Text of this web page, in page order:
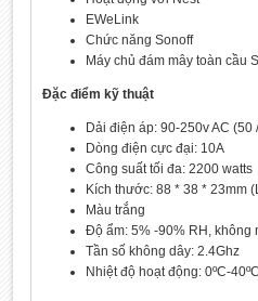
EWeLink
Chức năng Sonoff
Máy chủ đám mây toàn cầu
Đặc điểm kỹ thuật
Dải điện áp: 90-250v AC (50
Dòng điện cực đại: 10A
Công suất tối đa: 2200 watts
Kích thước: 88 * 38 * 23mm
Màu trắng
Độ ẩm: 5% -90% RH, không
Tần số không dây: 2.4Ghz
Nhiệt độ hoạt động: 0ºC-